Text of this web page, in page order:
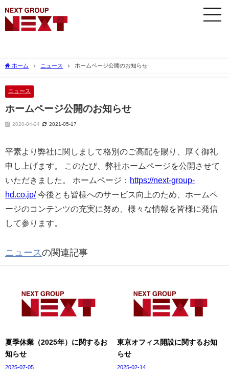
ホーム ニュース ホームページ公開のお知らせ
ニュース
ホームページ公開のお知らせ
2020-04-24 2021-05-17
平素より弊社に関しまして格別のご高配を賜り、厚く御礼
申し上げます。 このたび、弊社ホームページを公開させて
いただきました。 ホームページ： https://next-group-
hd.co.jp/今後とも皆様へのサービス向上のため、ホームペ
ージのコンテンツの充実に努め、様々な情報を皆様に発信
して参ります。
ニュースの関連記事
夏季休業（2025年）に関するお
知らせ
2025-07-05
東京オフィス開設に関するお知
らせ
2025-02-14